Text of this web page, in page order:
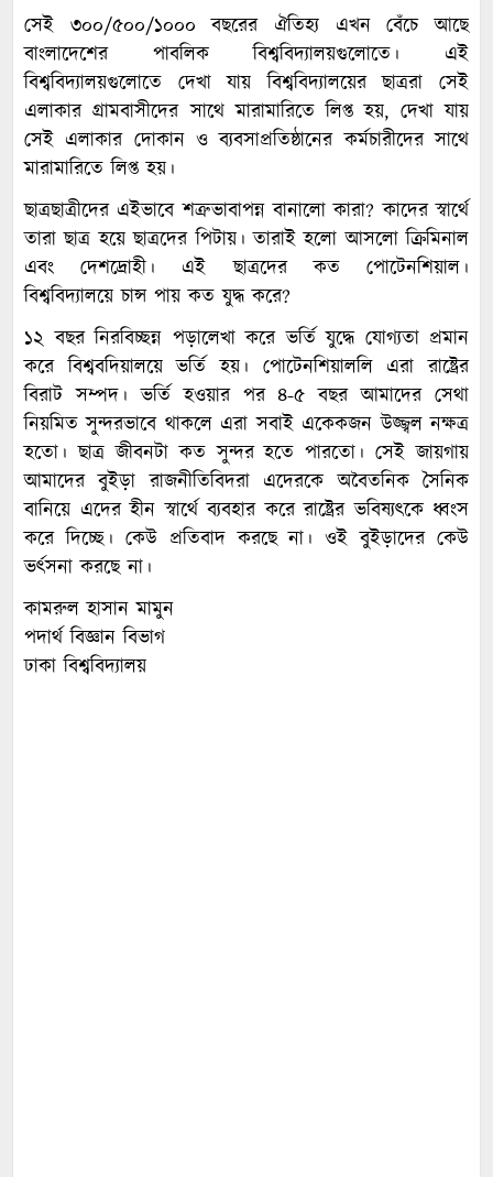
সেই ৩০০/৫০০/১০০০ বছরের ঐতিহ্য এখন বেঁচে আছে
বাংলাদেশের পাবলিক বিশ্ববিদ্যালয়গুলোতে। এই
বিশ্ববিদ্যালয়গুলোতে দেখা যায় বিশ্ববিদ্যালয়ের ছাত্ররা সেই
এলাকার গ্রামবাসীদের সাথে মারামারিতে লিপ্ত হয়, দেখা যায়
সেই এলাকার দোকান ও ব্যবসাপ্রতিষ্ঠানের কর্মচারীদের সাথে
মারামারিতে লিপ্ত হয়।
ছাত্রছাত্রীদের এইভাবে শত্রুভাবাপন্ন বানালো কারা? কাদের স্বার্থে
তারা ছাত্র হয়ে ছাত্রদের পিটায়। তারাই হলো আসলো ক্রিমিনাল
এবং দেশদ্রোহী। এই ছাত্রদের কত পোটেনশিয়াল।
বিশ্ববিদ্যালয়ে চান্স পায় কত যুদ্ধ করে?
১২ বছর নিরবিচ্ছন্ন পড়ালেখা করে ভর্তি যুদ্ধে যোগ্যতা প্রমান
করে বিশ্ববদিয়ালয়ে ভর্তি হয়। পোটেনশিয়াললি এরা রাষ্ট্রের
বিরাট সম্পদ। ভর্তি হওয়ার পর ৪-৫ বছর আমাদের সেথা
নিয়মিত সুন্দরভাবে থাকলে এরা সবাই একেকজন উজ্জ্বল নক্ষত্র
হতো। ছাত্র জীবনটা কত সুন্দর হতে পারতো। সেই জায়গায়
আমাদের বুইড়া রাজনীতিবিদরা এদেরকে অবৈতনিক সৈনিক
বানিয়ে এদের হীন স্বার্থে ব্যবহার করে রাষ্ট্রের ভবিষ্যৎকে ধ্বংস
করে দিচ্ছে। কেউ প্রতিবাদ করছে না। ওই বুইড়াদের কেউ
ভর্ৎসনা করছে না।
কামরুল হাসান মামুন
পদার্থ বিজ্ঞান বিভাগ
ঢাকা বিশ্ববিদ্যালয়